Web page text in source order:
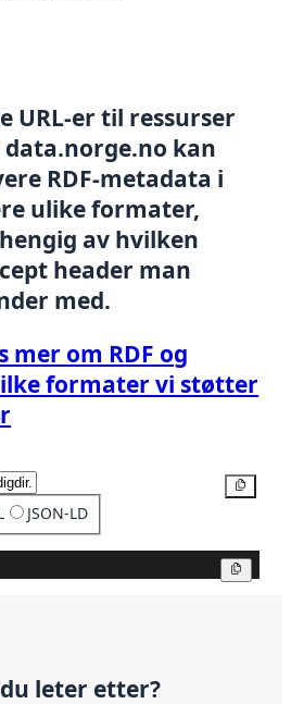
URL-er til ressurser
data.norge.no kan
RDF-metadata i
ulike formater,
av hvilken
header man
med.
mer om RDF og
formater vi støtter
JSON-LD
leter etter?